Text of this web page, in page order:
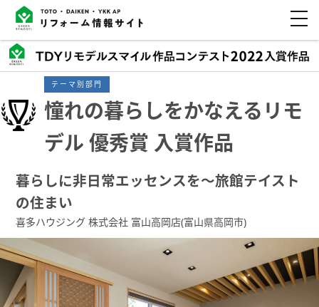
テーマ別部門
憧れの暮らしをかなえるリモ
デル 優秀賞 入賞作品
暮らしに非日常エッセンスを～旅館テイスト
の住まい
喜多ハウジング 株式会社 富山高岡店(富山県高岡市)